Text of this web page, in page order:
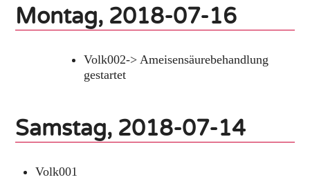
Montag, 2018-07-16
Volk002-> Ameisensäurebehandlung
gestartet
Samstag, 2018-07-14
Volk001